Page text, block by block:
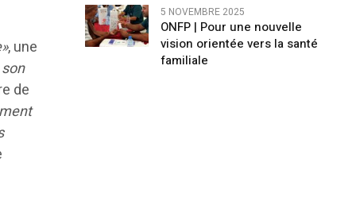
, une
de
5 NOVEMBRE 2025
ONFP | Pour une nouvelle
vision orientée vers la santé
familiale